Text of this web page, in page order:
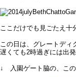
ここだけでも見ごたえ十
この日は、グレートディ
遅くても2時過ぎには出
↓ 入園ゲート脇の、この